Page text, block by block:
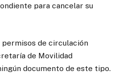
para cancelar su
de circulación
de Movilidad
documento de este tipo.